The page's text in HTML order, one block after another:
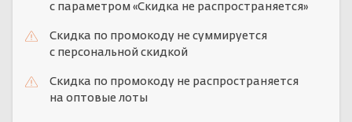
с параметром «Скидка не распространяется»
Скидка по промокоду не суммируется
с персональной скидкой
Скидка по промокоду не распространяется
на оптовые лоты